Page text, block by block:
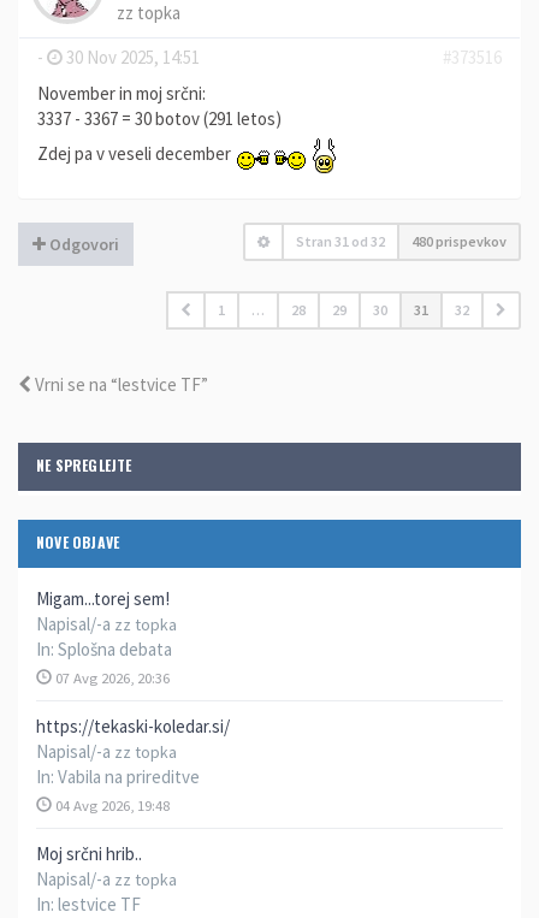
NE SPREGLEJTE
NOVE OBJAVE
Migam...torej sem!
Napisal/-a zz topka
In: Splošna debata
07 Avg 2026, 20:36
https://tekaski-koledar.si/
Napisal/-a zz topka
In: Vabila na prireditve
04 Avg 2026, 19:48
Moj srčni hrib..
Napisal/-a zz topka
In: lestvice TF
zz topka
-
30 Nov 2025, 14:51
#373516
November in moj srčni:
3337 - 3367 = 30 botov (291 letos)
Zdej pa v veseli december
Odgovori Stran 31 od 32 480 prispevkov
1 … 28 29 30 31 32
Vrni se na “lestvice TF”